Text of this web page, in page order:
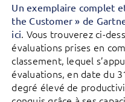
Un exemplaire complet
the Customer » de
ici. Vous trouverez ci-
évaluations prises en
classement, lequel
évaluations, en date du
degré élevé de